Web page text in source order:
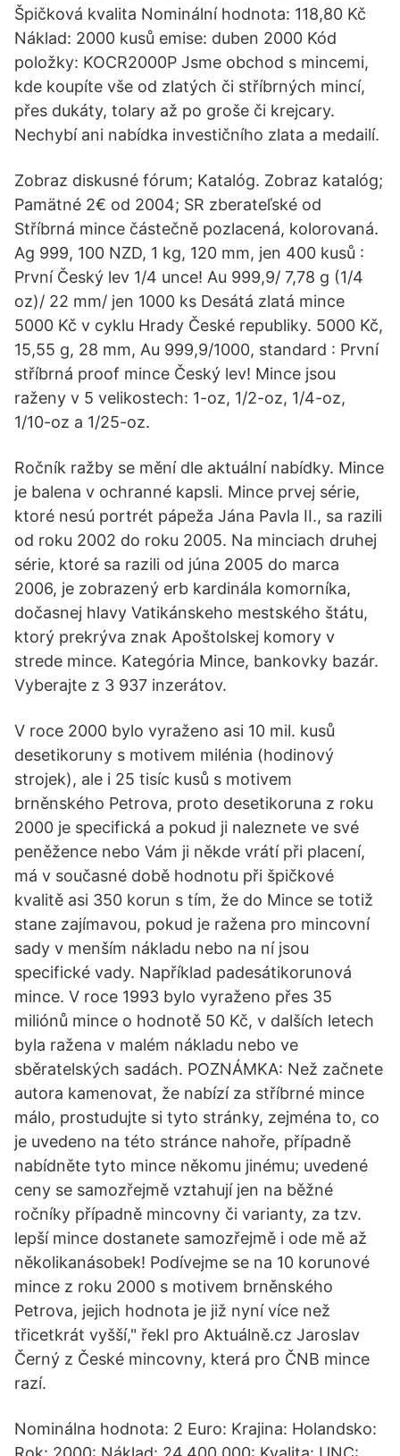
Špičková kvalita Nominální hodnota: 118,80 Kč
Náklad: 2000 kusů emise: duben 2000 Kód
položky: KOCR2000P Jsme obchod s mincemi,
kde koupíte vše od zlatých či stříbrných mincí,
přes dukáty, tolary až po groše či krejcary.
Nechybí ani nabídka investičního zlata a medailí.
Zobraz diskusné fórum; Katalóg. Zobraz katalóg;
Pamätné 2€ od 2004; SR zberateľské od
Stříbrná mince částečně pozlacená, kolorovaná.
Ag 999, 100 NZD, 1 kg, 120 mm, jen 400 kusů :
První Český lev 1/4 unce! Au 999,9/ 7,78 g (1/4
oz)/ 22 mm/ jen 1000 ks Desátá zlatá mince
5000 Kč v cyklu Hrady České republiky. 5000 Kč,
15,55 g, 28 mm, Au 999,9/1000, standard : První
stříbrná proof mince Český lev! Mince jsou
raženy v 5 velikostech: 1-oz, 1/2-oz, 1/4-oz,
1/10-oz a 1/25-oz.
Ročník ražby se mění dle aktuální nabídky. Mince
je balena v ochranné kapsli. Mince prvej série,
ktoré nesú portrét pápeža Jána Pavla II., sa razili
od roku 2002 do roku 2005. Na minciach druhej
série, ktoré sa razili od júna 2005 do marca
2006, je zobrazený erb kardinála komorníka,
dočasnej hlavy Vatikánskeho mestského štátu,
ktorý prekrýva znak Apoštolskej komory v
strede mince. Kategória Mince, bankovky bazár.
Vyberajte z 3 937 inzerátov.
V roce 2000 bylo vyraženo asi 10 mil. kusů
desetikoruny s motivem milénia (hodinový
strojek), ale i 25 tisíc kusů s motivem
brněnského Petrova, proto desetikoruna z roku
2000 je specifická a pokud ji naleznete ve své
peněžence nebo Vám ji někde vrátí při placení,
má v současné době hodnotu při špičkové
kvalitě asi 350 korun s tím, že do Mince se totiž
stane zajímavou, pokud je ražena pro mincovní
sady v menším nákladu nebo na ní jsou
specifické vady. Například padesátikorunová
mince. V roce 1993 bylo vyraženo přes 35
miliónů mince o hodnotě 50 Kč, v dalších letech
byla ražena v malém nákladu nebo ve
sběratelských sadách. POZNÁMKA: Než začnete
autora kamenovat, že nabízí za stříbrné mince
málo, prostudujte si tyto stránky, zejména to, co
je uvedeno na této stránce nahoře, případně
nabídněte tyto mince někomu jinému; uvedené
ceny se samozřejmě vztahují jen na běžné
ročníky případně mincovny či varianty, za tzv.
lepší mince dostanete samozřejmě i ode mě až
několikanásobek! Podívejme se na 10 korunové
mince z roku 2000 s motivem brněnského
Petrova, jejich hodnota je již nyní více než
třicetkrát vyšší," řekl pro Aktuálně.cz Jaroslav
Černý z České mincovny, která pro ČNB mince
razí.
Nominálna hodnota: 2 Euro: Krajina: Holandsko: